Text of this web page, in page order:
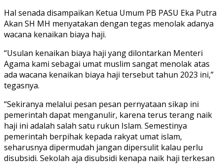
Hal senada disampaikan Ketua Umum PB PASU Eka Putra
Akan SH MH menyatakan dengan tegas menolak adanya
wacana kenaikan biaya haji.
“Usulan kenaikan biaya haji yang dilontarkan Menteri
Agama kami sebagai umat muslim sangat menolak atas
ada wacana kenaikan biaya haji tersebut tahun 2023 ini,”
tegasnya.
“Sekiranya melalui pesan pesan pernyataan sikap ini
pemerintah dapat menganulir, karena terus terang naik
haji ini adalah salah satu rukun Islam. Semestinya
pemerintah berpihak kepada rakyat umat islam,
seharusnya dipermudah jangan dipersulit kalau perlu
disubsidi. Sekolah aja disubsidi kenapa naik haji terkesan